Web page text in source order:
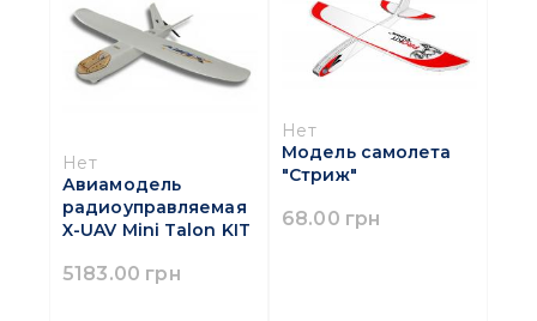
Нет
Авиамодель
радиоуправляемая
X-UAV Mini Talon KIT
5183.00 грн
Нет
Модель самолета
"Стриж"
68.00 грн